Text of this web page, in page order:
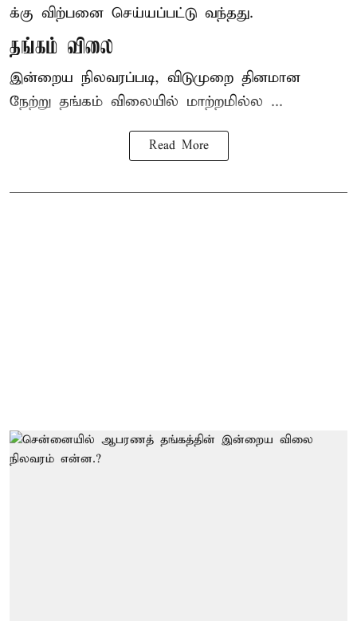
க்கு விற்பனை செய்யப்பட்டு வந்தது.
தங்கம் விலை
இன்றைய நிலவரப்படி, விடுமுறை தினமான
நேற்று தங்கம் விலையில் மாற்றமில்ல ...
Read More